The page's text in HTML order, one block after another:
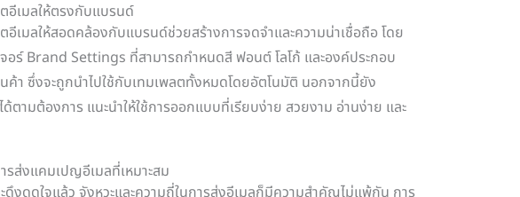
อีเมลให้ตรงกับแบรนด์
อีเมลให้สอดคล้องกับแบรนด์ช่วยสร้างการจดจำและความน่าเชื่อถือ โดย
ร์ Brand Settings ที่สามารถกำหนดสี ฟอนต์ โลโก้ และองค์ประกอบ
ค้า ซึ่งจะถูกนำไปใช้กับเทมเพลตทั้งหมดโดยอัตโนมัติ นอกจากนี้ยัง
ตามต้องการ แนะนำให้ใช้การออกแบบที่เรียบง่าย สวยงาม อ่านง่าย และ
รส่งแคมเปญอีเมลที่เหมาะสม
ดึงดูดใจแล้ว จังหวะและความถี่ในการส่งอีเมลก็มีความสำคัญไม่แพ้กัน การ